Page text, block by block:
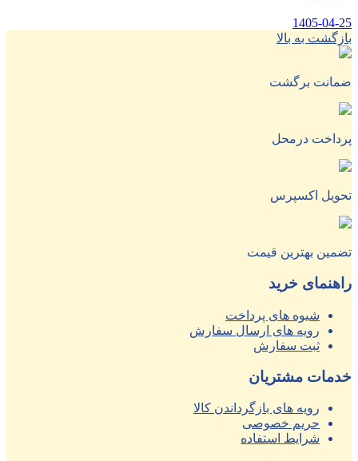
1405-04-25
بازگشت به بالا
ضمانت برگشت
پرداخت درمحل
تحویل اکسپرس
تضمین بهترین قیمت
راهنمای خرید
شیوه های پرداخت
رویه های ارسال سفارش
ثبت سفارش
خدمات مشتریان
رویه های بازگرداندن کالا
حریم خصوصی
شرایط استفاده